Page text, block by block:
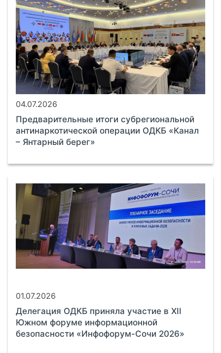
04.07.2026
Предварительные итоги субрегиональной
антинаркотической операции ОДКБ «Канал
– Янтарный берег»
01.07.2026
Делегация ОДКБ приняла участие в XII
Южном форуме информационной
безопасности «Инфофорум-Сочи 2026»